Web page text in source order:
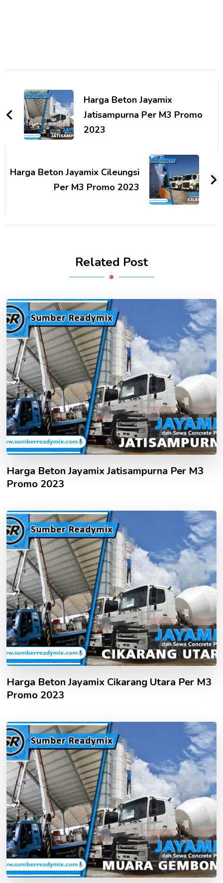
NavigationHarga Beton Jayamix
Jatisampurna Per M3 Promo
2023
Harga Beton Jayamix Cileungsi
Per M3 Promo 2023
Related Post
Harga Beton Jayamix Jatisampurna Per M3
Promo 2023
Harga Beton Jayamix Cikarang Utara Per M3
Promo 2023